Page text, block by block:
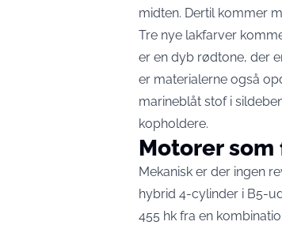
midten. Dertil kommer
Tre nye lakfarver
er en dyb rødtone, der
er materialerne også
marineblåt stof i
kopholdere.
Motorer som
Mekanisk er der ingen
hybrid 4-cylinder i B5-
455 hk fra en